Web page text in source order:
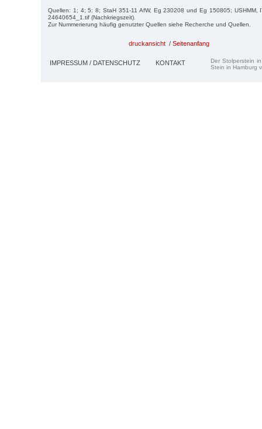
Quellen: 1; 4; 5: 8; StaH 351-11 AfW, Eg 230208 und Eg 150805; USHMM,
24640654_1.tif (Nachkriegszeit).
Zur Nummerierung häufig genutzter Quellen siehe Recherche und Quellen.
druckansicht / Seitenanfang
IMPRESSUM / DATENSCHUTZ KONTAKT
Der Stolperstein
Stein in Hamburg